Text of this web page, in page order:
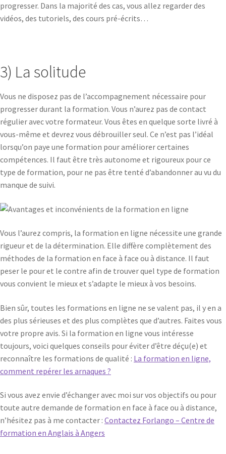
progresser. Dans la majorité des cas, vous allez regarder des
vidéos, des tutoriels, des cours pré-écrits…
3) La solitude
Vous ne disposez pas de l’accompagnement nécessaire pour
progresser durant la formation. Vous n’aurez pas de contact
régulier avec votre formateur. Vous êtes en quelque sorte livré à
vous-même et devrez vous débrouiller seul. Ce n’est pas l’idéal
lorsqu’on paye une formation pour améliorer certaines
compétences. Il faut être très autonome et rigoureux pour ce
type de formation, pour ne pas être tenté d’abandonner au vu du
manque de suivi.
Vous l’aurez compris, la formation en ligne nécessite une grande
rigueur et de la détermination. Elle diffère complètement des
méthodes de la formation en face à face ou à distance. Il faut
peser le pour et le contre afin de trouver quel type de formation
vous convient le mieux et s’adapte le mieux à vos besoins.
Bien sûr, toutes les formations en ligne ne se valent pas, il y en a
des plus sérieuses et des plus complètes que d’autres. Faites vous
votre propre avis. Si la formation en ligne vous intéresse
toujours, voici quelques conseils pour éviter d’être déçu(e) et
reconnaître les formations de qualité : La formation en ligne,
comment repérer les arnaques ?
Si vous avez envie d’échanger avec moi sur vos objectifs ou pour
toute autre demande de formation en face à face ou à distance,
n’hésitez pas à me contacter : Contactez Forlango – Centre de
formation en Anglais à Angers